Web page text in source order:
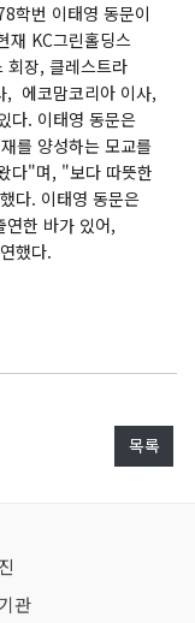
학번 이태영 동문이
재 KC그린홀딩스
회장, 클레스트라
, 에코맘코리아 이사,
다. 이태영 동문은
를 양성하는 모교를
다"며, "보다 따뜻한
다. 이태영 동문은
연한 바가 있어,
했다.
목록
관